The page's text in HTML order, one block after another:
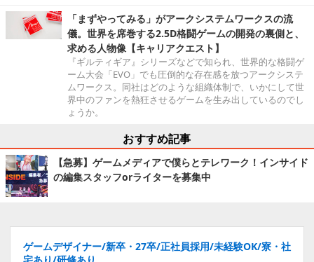
「まずやってみる」がアークシステムワークスの流
儀。世界を席巻する2.5D格闘ゲームの開発の裏側と、
求める人物像【キャリアクエスト】
『ギルティギア』シリーズなどで知られ、世界的な格闘ゲ
ーム大会「EVO」でも圧倒的な存在感を放つアークシステ
ムワークス。同社はどのような組織体制で、いかにして世
界中のファンを熱狂させるゲームを生み出しているのでし
ょうか。
おすすめ記事
【急募】ゲームメディアで僕らとテレワーク！インサイド
の編集スタッフorライターを募集中
ゲームデザイナー/新卒・27卒/正社員採用/未経験OK/寮・社